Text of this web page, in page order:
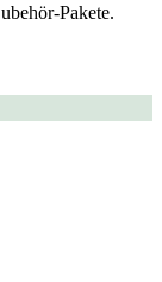
Pakete.